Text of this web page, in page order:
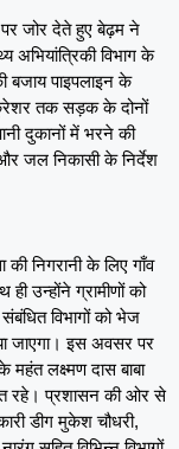
जोर देते हुए बेढ़म ने
अभियांत्रिकी विभाग के
बजाय पाइपलाइन के
तक सड़क के दोनों
दुकानों में भरने की
जल निकासी के निर्देश
की निगरानी के लिए गाँव
उन्होंने ग्रामीणों को
संबंधित विभागों को भेज
जाएगा। इस अवसर पर
महंत लक्ष्मण दास बाबा
रहे। प्रशासन की ओर से
डीग मुकेश चौधरी,